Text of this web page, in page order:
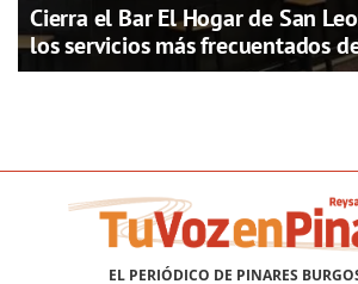
Cierra el Bar El Hogar de San
los servicios más frecuentados
EL PERIÓDICO DE PINARES